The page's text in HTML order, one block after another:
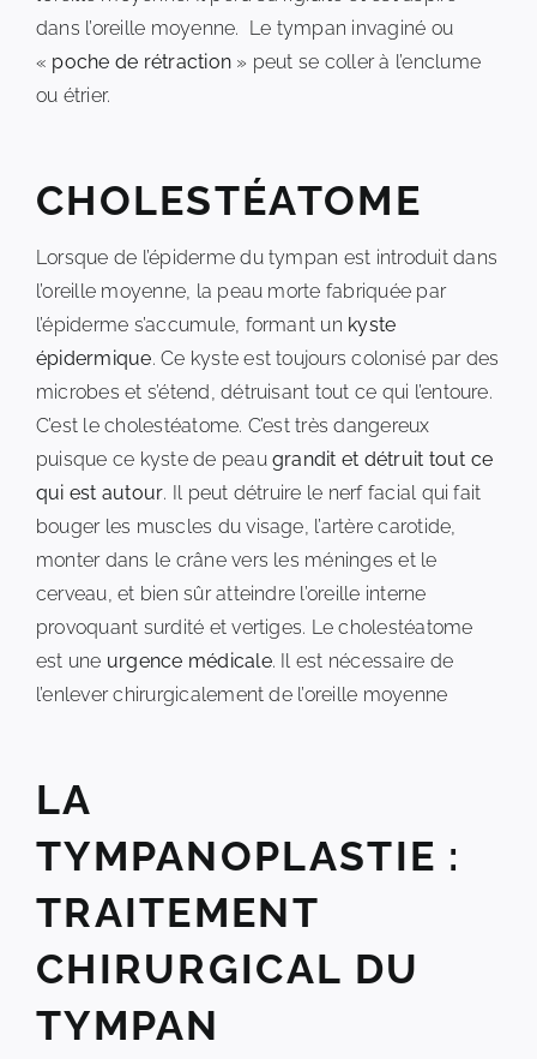
dans l’oreille moyenne. Le tympan invaginé ou
« poche de rétraction » peut se coller à l’enclume
ou étrier.
CHOLESTÉATOME
Lorsque de l’épiderme du tympan est introduit dans
l’oreille moyenne, la peau morte fabriquée par
l’épiderme s’accumule, formant un kyste
épidermique. Ce kyste est toujours colonisé par des
microbes et s’étend, détruisant tout ce qui l’entoure.
C’est le cholestéatome. C’est très dangereux
puisque ce kyste de peau grandit et détruit tout ce
qui est autour. Il peut détruire le nerf facial qui fait
bouger les muscles du visage, l’artère carotide,
monter dans le crâne vers les méninges et le
cerveau, et bien sûr atteindre l’oreille interne
provoquant surdité et vertiges. Le cholestéatome
est une urgence médicale. Il est nécessaire de
l’enlever chirurgicalement de l’oreille moyenne
LA
TYMPANOPLASTIE :
TRAITEMENT
CHIRURGICAL DU
TYMPAN